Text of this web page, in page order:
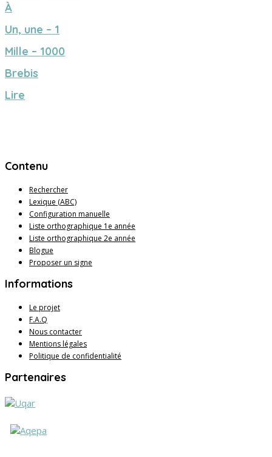
À
Un, une – 1
Mille – 1000
Brebis
Lire
Contenu
Rechercher
Lexique (ABC)
Configuration manuelle
Liste orthographique 1e année
Liste orthographique 2e année
Blogue
Proposer un signe
Informations
Le projet
F.A.Q
Nous contacter
Mentions légales
Politique de confidentialité
Partenaires